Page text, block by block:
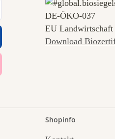
DE‑ÖKO‑037
EU Landwirtschaft
Download
Shopinfo